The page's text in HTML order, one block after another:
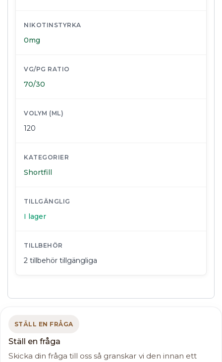
NIKOTINSTYRKA
0mg
VG/PG RATIO
70/30
VOLYM (ML)
120
KATEGORIER
Shortfill
TILLGÄNGLIG
I lager
TILLBEHÖR
2 tillbehör tillgängliga
STÄLL EN FRÅGA
Ställ en fråga
Skicka din fråga till oss så granskar vi den innan ett